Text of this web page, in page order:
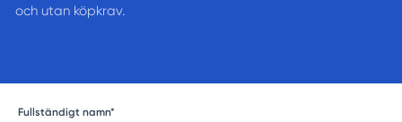
och utan köpkrav.
Fullständigt namn*